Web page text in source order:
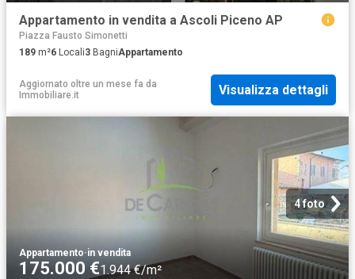
Appartamento in vendita a Ascoli Piceno AP
Piazza Fausto Simonetti
189 m²6 Locali3 BagniAppartamento
Aggiornato oltre un mese fa da
Immobiliare.it
Visualizza dettagli
4 foto
Appartamento·in vendita
175.000 €1.944 €/m²